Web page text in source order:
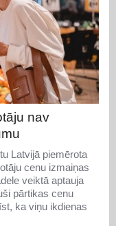
nav
Latvijā piemērota
cenu izmaiņas
veiktā aptauja
pārtikas cenu
ka viņu ikdienas